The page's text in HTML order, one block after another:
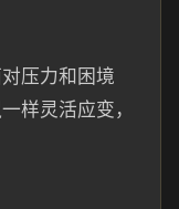
压力和困境
样灵活应变，